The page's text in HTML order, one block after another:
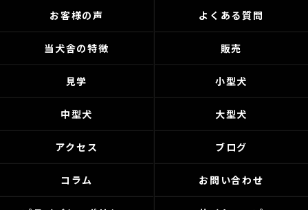
お客様の声 よくある質問
当犬舎の特徴 販売
見学 小型犬
中型犬 大型犬
アクセス ブログ
コラム お問い合わせ